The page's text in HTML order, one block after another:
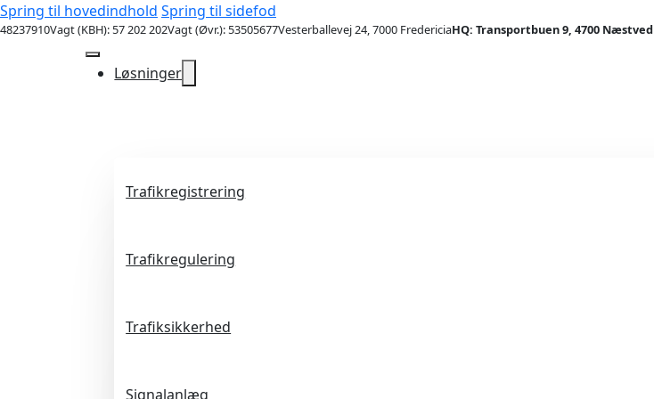
Spring til hovedindhold Spring til sidefod
48237910Vagt (KBH): 57 202 202Vagt (Øvr.): 53505677Vesterballevej 24, 7000 FredericiaHQ: Transportbuen 9, 4700 Næstved
Løsninger
Trafikregistrering
Trafikregulering
Trafiksikkerhed
Signalanlæg